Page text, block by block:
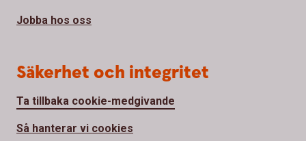
Jobba hos oss
Säkerhet och integritet
Ta tillbaka cookie-medgivande
Så hanterar vi cookies